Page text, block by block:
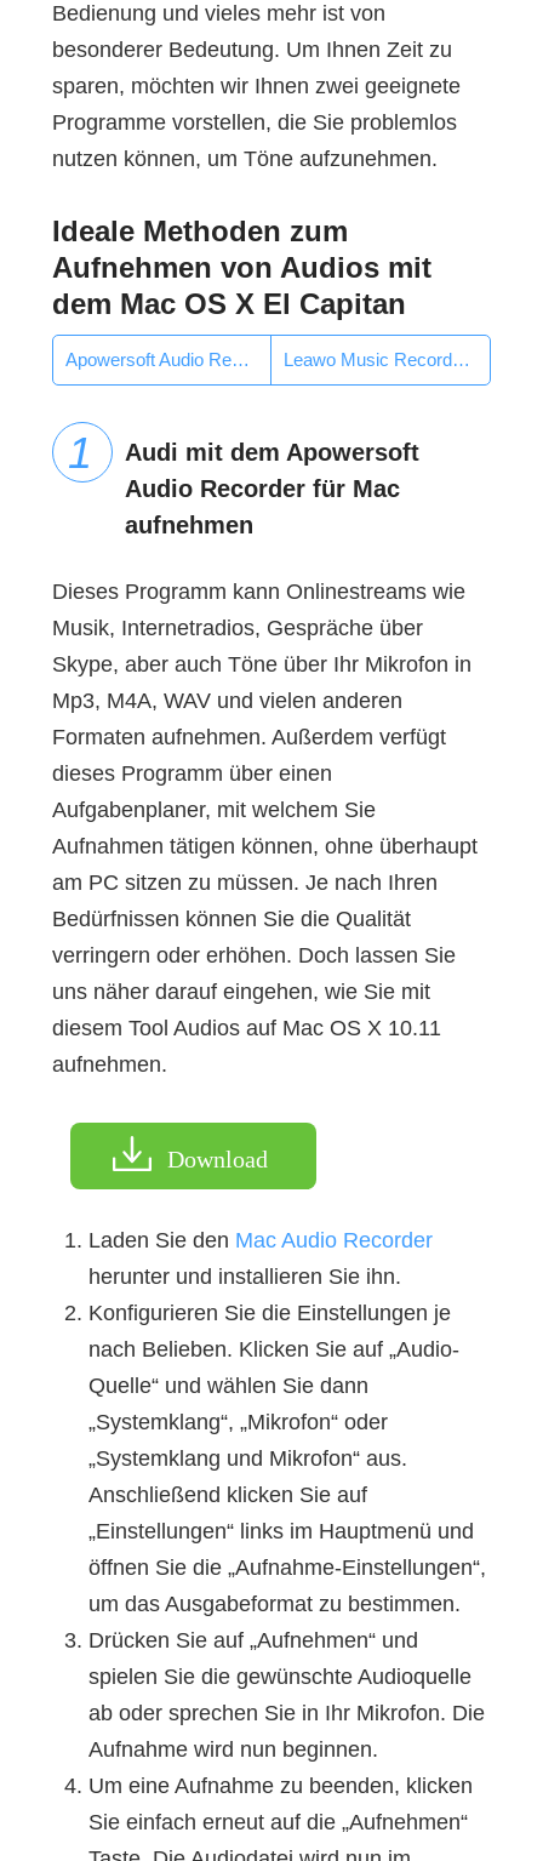
Bedienung und vieles mehr ist von
besonderer Bedeutung. Um Ihnen Zeit zu
sparen, möchten wir Ihnen zwei geeignete
Programme vorstellen, die Sie problemlos
nutzen können, um Töne aufzunehmen.
Ideale Methoden zum
Aufnehmen von Audios mit
dem Mac OS X El Capitan
Apowersoft Audio Recorder für Mac Leawo Music Recorder für Mac
Audi mit dem Apowersoft
Audio Recorder für Mac
aufnehmen
Dieses Programm kann Onlinestreams wie
Musik, Internetradios, Gespräche über
Skype, aber auch Töne über Ihr Mikrofon in
Mp3, M4A, WAV und vielen anderen
Formaten aufnehmen. Außerdem verfügt
dieses Programm über einen
Aufgabenplaner, mit welchem Sie
Aufnahmen tätigen können, ohne überhaupt
am PC sitzen zu müssen. Je nach Ihren
Bedürfnissen können Sie die Qualität
verringern oder erhöhen. Doch lassen Sie
uns näher darauf eingehen, wie Sie mit
diesem Tool Audios auf Mac OS X 10.11
aufnehmen.
Download
Laden Sie den Mac Audio Recorder
herunter und installieren Sie ihn.
Konfigurieren Sie die Einstellungen je
nach Belieben. Klicken Sie auf „Audio-
Quelle“ und wählen Sie dann
„Systemklang“, „Mikrofon“ oder
„Systemklang und Mikrofon“ aus.
Anschließend klicken Sie auf
„Einstellungen“ links im Hauptmenü und
öffnen Sie die „Aufnahme-Einstellungen“,
um das Ausgabeformat zu bestimmen.
Drücken Sie auf „Aufnehmen“ und
spielen Sie die gewünschte Audioquelle
ab oder sprechen Sie in Ihr Mikrofon. Die
Aufnahme wird nun beginnen.
Um eine Aufnahme zu beenden, klicken
Sie einfach erneut auf die „Aufnehmen“